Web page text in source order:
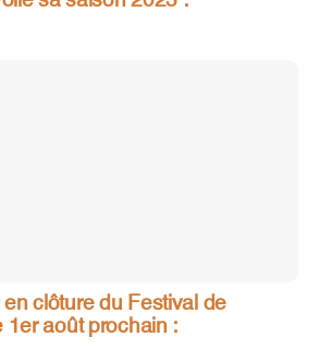
clôture du Festival de
1er août prochain :